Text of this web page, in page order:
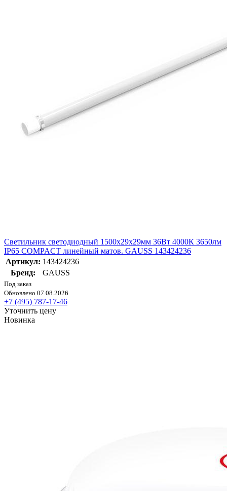
Светильник светодиодный 1500х29х29мм 36Вт 4000К 3650лм
IP65 COMPACT линейный матов. GAUSS 143424236
Артикул: 143424236
Бренд:
GAUSS
Под заказ
Обновлено 07.08.2026
+7 (495) 787-17-46
Уточнить цену
Новинка